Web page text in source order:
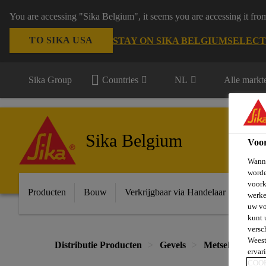
You are accessing "Sika Belgium", it seems you are accessing it
TO SIKA USA STAY ON SIKA BELGIUM
Sika Group Countries NL Alle
Sika Belgium
Producten Bouw Verkrijgbaar via Handelaar
Distributie Producten Gevels Metselwerk
uw
kunt